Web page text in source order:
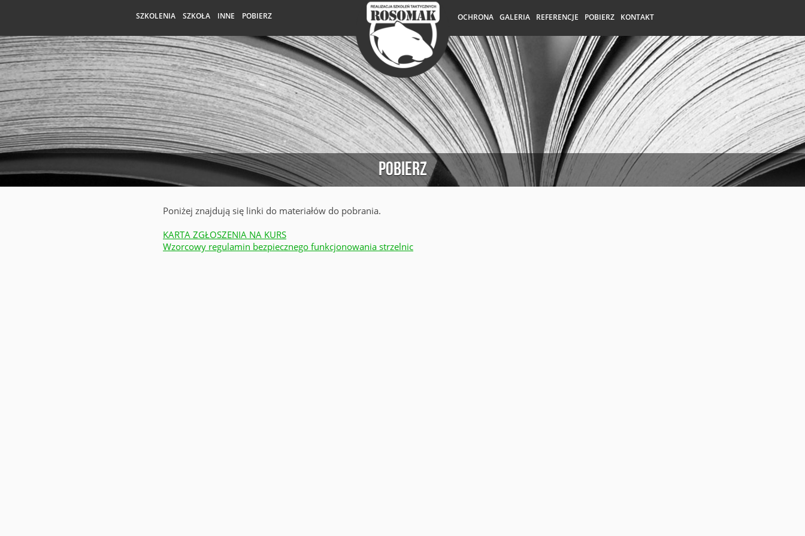
SZKOLENIA SZKOŁA INNE POBIERZ OCHRONA GALERIA REFERENCJE POBIERZ KONTAKT
Pobierz
Poniżej znajdują się linki do materiałów do pobrania.
KARTA ZGŁOSZENIA NA KURS
Wzorcowy regulamin bezpiecznego funkcjonowania strzelnic